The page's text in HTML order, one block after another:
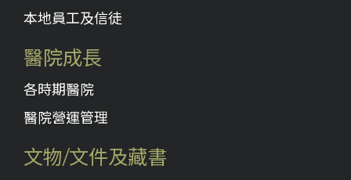
本地員工及信徒
醫院成長
各時期醫院
醫院營運管理
文物/文件及藏書